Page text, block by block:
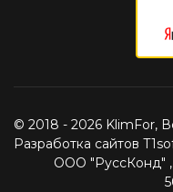
© 2018 - 2026 KlimFor,
Разработка сайтов
ООО "РуссКонд"